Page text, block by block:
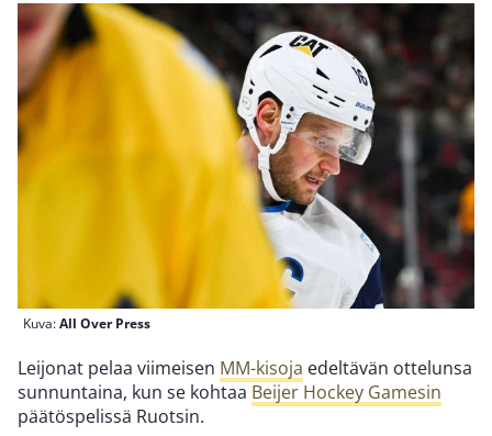
Kuva:All Over Press
Leijonat pelaa viimeisen MM-kisoja edeltävän ottelunsa
sunnuntaina, kun se kohtaa Beijer Hockey Gamesin
päätöspelissä Ruotsin.